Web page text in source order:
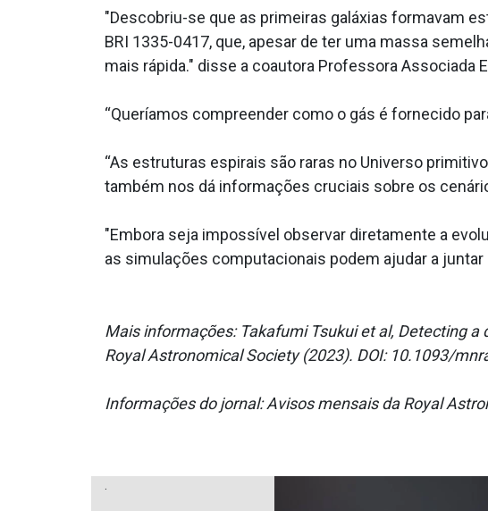
"Descobriu-se que as primeiras galáxias formavam
BRI 1335-0417, que, apesar de ter uma massa
mais rápida." disse a coautora Professora Associada
“Queríamos compreender como o gás é fornecido
“As estruturas espirais são raras no Universo
também nos dá informações cruciais sobre os
"Embora seja impossível observar diretamente a
as simulações computacionais podem ajudar a juntar
Mais informações: Takafumi Tsukui et al, Detecting
Royal Astronomical Society (2023). DOI: 10.1093/
Informações do jornal: Avisos mensais da Royal